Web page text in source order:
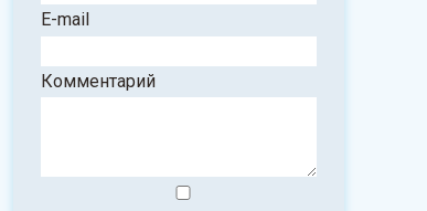
E-mail
Комментарий